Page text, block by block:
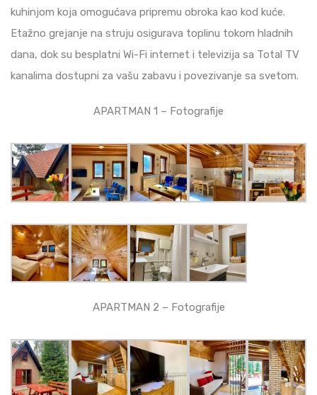
kuhinjom koja omogućava pripremu obroka kao kod kuće.
Etažno grejanje na struju osigurava toplinu tokom hladnih
dana, dok su besplatni Wi-Fi internet i televizija sa Total TV
kanalima dostupni za vašu zabavu i povezivanje sa svetom.
APARTMAN 1 – Fotografije
APARTMAN 2 – Fotografije